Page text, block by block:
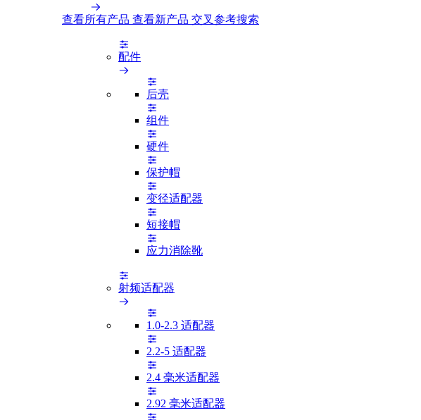
查看所有产品 查看新产品 交叉参考搜索
配件
后壳
组件
硬件
保护帽
变径适配器
短接帽
应力消除靴
射频适配器
1.0-2.3 适配器
2.2-5 适配器
2.4 毫米适配器
2.92 毫米适配器